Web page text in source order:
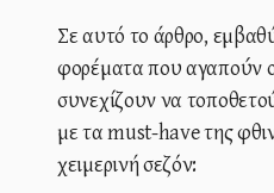
Σε αυτό το άρθρο,
φορέματα που αγαπούν
συνεχίζουν να
με τα must-have της
χειμερινή σεζόν: